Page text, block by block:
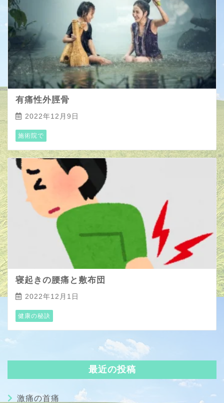
有痛性外脛骨
2022年12月9日
施術院で
寝起きの腰痛と敷布団
2022年12月1日
健康の秘訣
最近の投稿
激痛の首痛